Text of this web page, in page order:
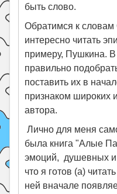
быть слово.
Обратимся к
интересно читать
примеру, Пушкина.
правильно
поставить их в
признаком широких
автора.
Лично для меня
была книга "Алые
эмоций, душевных и
что я готов (а)
ней вначале